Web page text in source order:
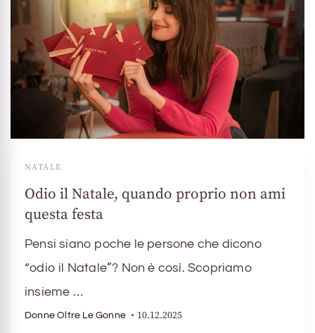
NATALE
Odio il Natale, quando proprio non ami
questa festa
Pensi siano poche le persone che dicono
“odio il Natale”? Non è così. Scopriamo
insieme …
Donne Oltre Le Gonne 10.12.2025